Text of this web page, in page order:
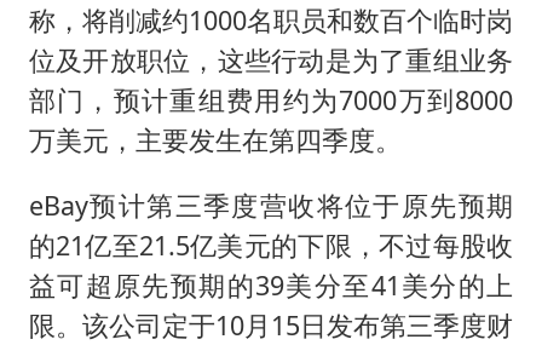
沙特否认与胡塞武装举行会谈
如何把百年大党建设得更加坚强有力
乘客脱鞋散发异味 司机提醒反被怼
太阳表面最高分辨率图像来了
余承东口误将24999元电脑报成2499
总书记关心百姓身边这些民生大事
称，将削减约1000名职员和数百个临时岗
位及开放职位，这些行动是为了重组业务
部门，预计重组费用约为7000万到8000
万美元，主要发生在第四季度。
eBay预计第三季度营收将位于原先预期
的21亿至21.5亿美元的下限，不过每股收
益可超原先预期的39美分至41美分的上
限。该公司定于10月15日发布第三季度财